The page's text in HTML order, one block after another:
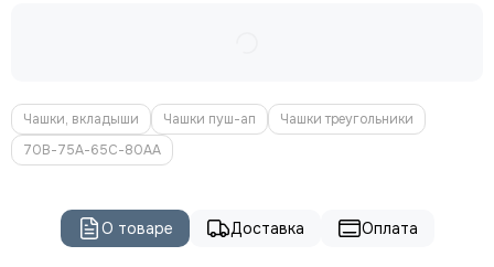
Чашки, вкладыши Чашки пуш-ап
Чашки треугольники
70В-75А-65С-80АА
О товаре Доставка Оплата